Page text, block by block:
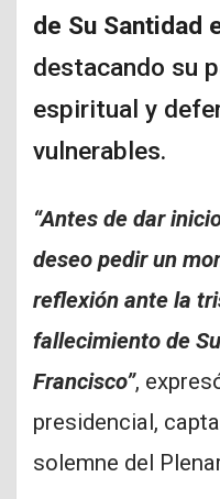
de Su Santidad
destacando su
espiritual y
vulnerables.
“Antes de dar
deseo pedir un
reflexión ante la
fallecimiento de
Francisco”,
presidencial,
solemne del